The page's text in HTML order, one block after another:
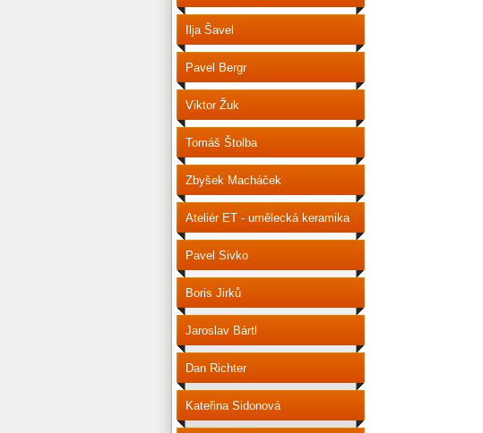
Ilja Šavel
Pavel Bergr
Viktor Žuk
Tomáš Štolba
Zbyšek Macháček
Ateliér ET - umělecká keramika
Pavel Sivko
Boris Jirků
Jaroslav Bártl
Dan Richter
Kateřina Sidonová